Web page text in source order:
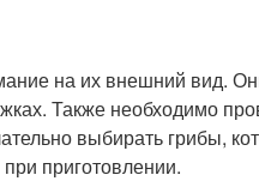
на их внешний вид.
Также необходимо
выбирать грибы,
приготовлении.